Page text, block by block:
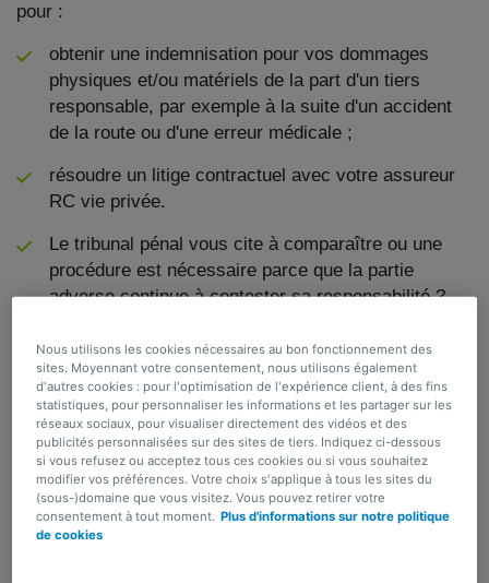
pour :
obtenir une indemnisation pour vos dommages
physiques et/ou matériels de la part d'un tiers
responsable, par exemple à la suite d'un accident
de la route ou d'une erreur médicale ;
résoudre un litige contractuel avec votre assureur
RC vie privée.
Le tribunal pénal vous cite à comparaître ou une
procédure est nécessaire parce que la partie
adverse continue à contester sa responsabilité ?
intérêts.
Intervention jusqu'à 90.000 euros pour les frais de
procédure et les honoraires de votre avocat ou de
votre expert technique.
Intervention jusqu'à 15.000 euros si un responsable
identifié ne peut pas payer votre indemnisation (y
compris si vous avez été victime de coups et
Nous utilisons les cookies nécessaires au bon fonctionnement des
sites. Moyennant votre consentement, nous utilisons également
d'autres cookies : pour l'optimisation de l'expérience client, à des fins
statistiques, pour personnaliser les informations et les partager sur les
réseaux sociaux, pour visualiser directement des vidéos et des
publicités personnalisées sur des sites de tiers. Indiquez ci-dessous
si vous refusez ou acceptez tous ces cookies ou si vous souhaitez
modifier vos préférences. Votre choix s'applique à tous les sites du
(sous-)domaine que vous visitez. Vous pouvez retirer votre
consentement à tout moment. Plus d'informations sur notre politique
de cookies